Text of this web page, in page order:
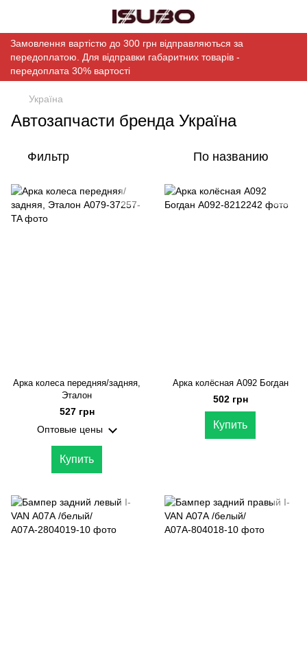
Замовлення вартістю до 300 грн відправляються за
передоплатою. Для відправки габаритних товарів -
передоплата 30% вартості
Україна
Автозапчасти бренда Україна
Фильтр По названию
Арка колеса передняя/задняя,
Эталон
527 грн
Оптовые цены
Купить
Арка колёсная А092 Богдан
502 грн
Купить